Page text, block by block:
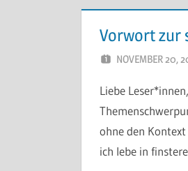
Vorwort zur
NOVEMBER 20,
Liebe
ohne den
ich lebe in